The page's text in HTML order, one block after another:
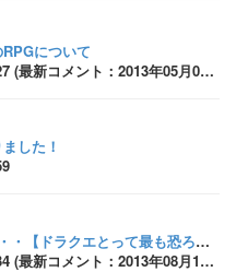
について
メント：2013年05月09日 19:06:22)
した！
【ドラクエとって最も恐ろしい】
メント：2013年08月15日 17:19:43)